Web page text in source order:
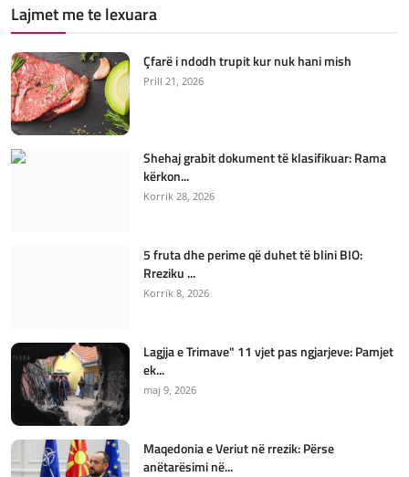
Lajmet me te lexuara
Çfarë i ndodh trupit kur nuk hani mish
Prill 21, 2026
Shehaj grabit dokument të klasifikuar: Rama
kërkon...
Korrik 28, 2026
5 fruta dhe perime që duhet të blini BIO:
Rreziku ...
Korrik 8, 2026
Lagjja e Trimave" 11 vjet pas ngjarjeve: Pamjet
ek...
maj 9, 2026
Maqedonia e Veriut në rrezik: Përse
anëtarësimi në...